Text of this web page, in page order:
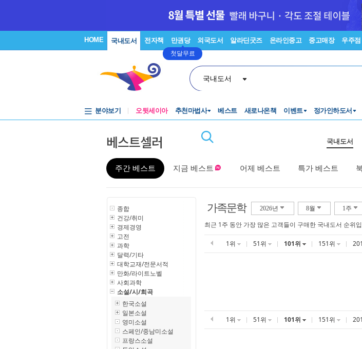
HOME 국내도서 전자책 만권당
첫달무료
외국도서 알라딘굿즈 온라인중고 중고매장 우주점
국내도서
분야보기 오뒷세이아 추천마법사 베스트 새로나온책 이벤트 정가인하도서
베스트셀러 국내도서
주간 베스트 지금 베스트 어제 베스트 특가 베스트
종합
건강/취미
경제경영
고전
과학
달력/기타
대학교재/전문서적
만화/라이트노벨
사회과학
소설/시/희곡
한국소설
일본소설
영미소설
스페인/중남미소설
프랑스소설
가족문학 2026년 8월 1주
최근 1주 동안 가장 많은 고객들이 구매한 국내도서 순위
1위 51위 101위 151위
1위 51위 101위 151위